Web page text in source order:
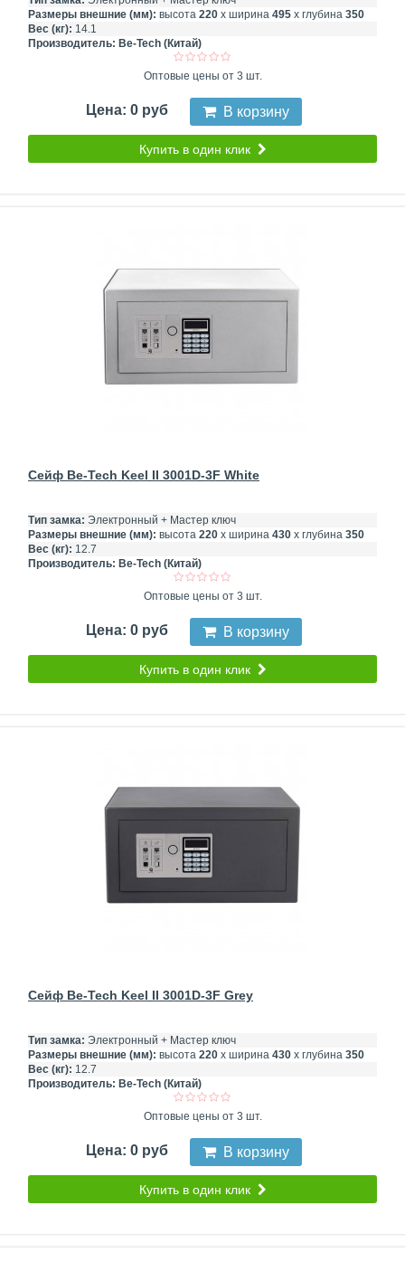
Размеры внешние (мм): высота 220 х ширина 495 х глубина 350
Вес (кг): 14.1
Производитель: Be-Tech (Китай)
Оптовые цены от 3 шт.
Цена: 0 руб В корзину
Купить в один клик
Сейф Be-Tech Keel II 3001D-3F White
Тип замка: Электронный + Мастер ключ
Размеры внешние (мм): высота 220 х ширина 430 х глубина 350
Вес (кг): 12.7
Производитель: Be-Tech (Китай)
Оптовые цены от 3 шт.
Цена: 0 руб В корзину
Купить в один клик
Сейф Be-Tech Keel II 3001D-3F Grey
Тип замка: Электронный + Мастер ключ
Размеры внешние (мм): высота 220 х ширина 430 х глубина 350
Вес (кг): 12.7
Производитель: Be-Tech (Китай)
Оптовые цены от 3 шт.
Цена: 0 руб В корзину
Купить в один клик